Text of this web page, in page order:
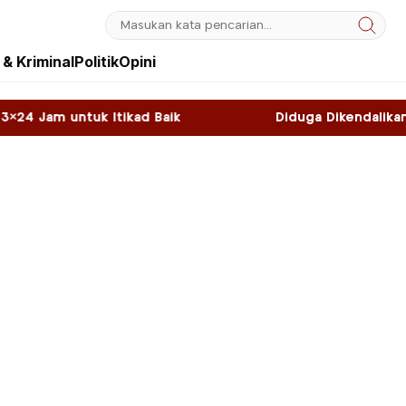
KriminalPolitikOpini
Baik Diduga Dikendalikan WNA, Sky Game di